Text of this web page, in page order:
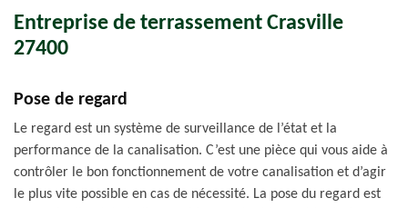
Entreprise de terrassement Crasville
27400
Pose de regard
Le regard est un système de surveillance de l’état et la
performance de la canalisation. C’est une pièce qui vous aide à
contrôler le bon fonctionnement de votre canalisation et d’agir
le plus vite possible en cas de nécessité. La pose du regard est